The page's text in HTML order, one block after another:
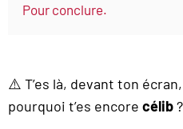
Pour conclure.
⚠️ T’es là, devant ton
pourquoi t’es encore célib?